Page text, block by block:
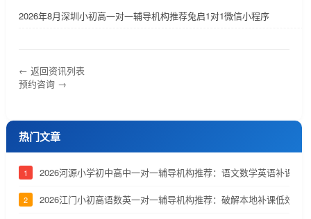
2026年8月深圳小初高一对一辅导机构推荐兔启1对1微信小程序
← 返回资讯列表
预约咨询 →
热门文章
1 2026河源小学初中高中一对一辅导机构推荐：语文数学英语补课机
2 2026江门小初高语数英一对一辅导机构推荐：破解本地补课低效、